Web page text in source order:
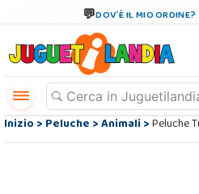
DOV´È IL MIO ORDINE?
Inizio>Peluche>Animali>Peluche